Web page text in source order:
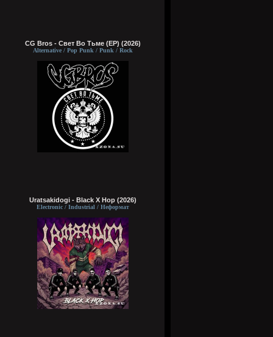
CG Bros - Свет Во Тьме (EP) (2026)
Alternative / Pop Punk / Punk / Rock
Uratsakidogi - Black X Hop (2026)
Electronic / Industrial / Неформат